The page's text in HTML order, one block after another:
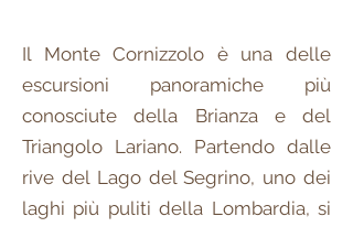
Il Monte Cornizzolo è una delle
escursioni panoramiche più
conosciute della Brianza e del
Triangolo Lariano. Partendo dalle
rive del Lago del Segrino, uno dei
laghi più puliti della Lombardia, si